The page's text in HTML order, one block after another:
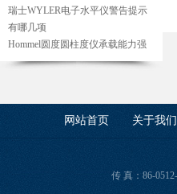
瑞士WYLER电子水平仪警告提示
有哪几项
Hommel圆度圆柱度仪承载能力强
网站首页 关于我们
传 真：86-